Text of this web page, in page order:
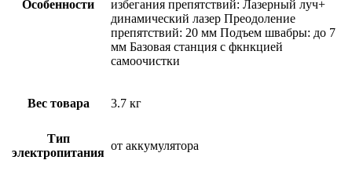
Особенности
избегания препятствий: Лазерный луч+
динамический лазер Преодоление
препятствий: 20 мм Подъем швабры: до 7
мм Базовая станция с фкнкцией
самоочистки
Вес товара 3.7 кг
Тип
электропитания
от аккумулятора